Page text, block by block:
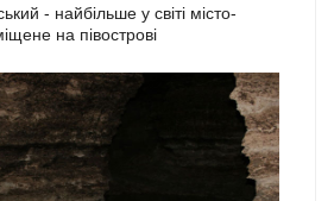
- найбільше у світі місто-
на півострові